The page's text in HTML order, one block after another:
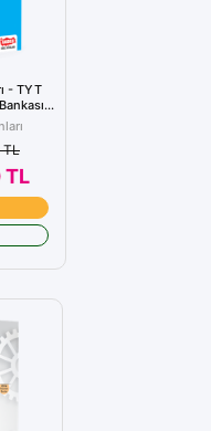
- TYT
TL
TL